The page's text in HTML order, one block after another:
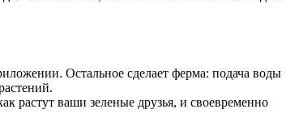
Остальное сделает ферма: подача воды
растут ваши зеленые друзья, и своевременно